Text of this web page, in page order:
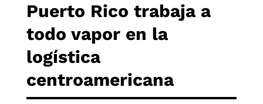
Puerto Rico trabaja a
todo vapor en la
logística
centroamericana